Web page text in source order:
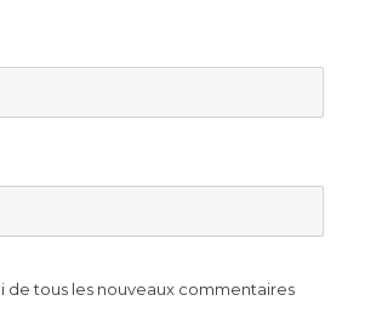
de tous les nouveaux commentaires